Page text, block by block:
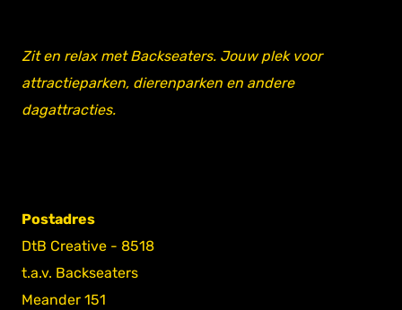
Zit en relax met Backseaters. Jouw plek voor
attractieparken, dierenparken en andere
dagattracties.
Postadres
DtB Creative - 8518
t.a.v. Backseaters
Meander 151